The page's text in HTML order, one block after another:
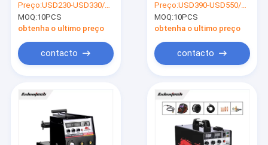
produtos
Quem Somos
pulso 250A para o fio
de 0.8mm
Preço:USD230-USD330/PC
MOQ:10PCS
obtenha o ultimo preço
contacto
de dever trifásico
Preço:USD390-USD550/PC
MOQ:10PCS
obtenha o ultimo preço
contacto